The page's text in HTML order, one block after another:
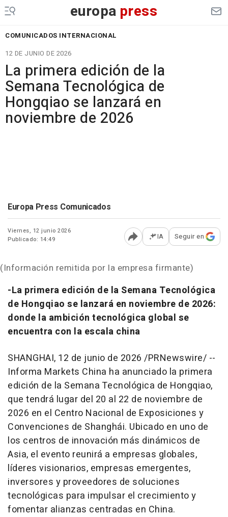
europa press
COMUNICADOS INTERNACIONAL
12 DE JUNIO DE 2026
La primera edición de la
Semana Tecnológica de
Hongqiao se lanzará en
noviembre de 2026
Europa Press Comunicados
Viernes, 12 junio 2026
Publicado: 14:49
Abrir opciones para
IA Seguir en
(Información remitida por la empresa firmante)
-La primera edición de la Semana Tecnológica
de Hongqiao se lanzará en noviembre de 2026:
donde la ambición tecnológica global se
encuentra con la escala china
SHANGHAI, 12 de junio de 2026 /PRNewswire/ --
Informa Markets China ha anunciado la primera
edición de la Semana Tecnológica de Hongqiao,
que tendrá lugar del 20 al 22 de noviembre de
2026 en el Centro Nacional de Exposiciones y
Convenciones de Shanghái. Ubicado en uno de
los centros de innovación más dinámicos de
Asia, el evento reunirá a empresas globales,
líderes visionarios, empresas emergentes,
inversores y proveedores de soluciones
tecnológicas para impulsar el crecimiento y
fomentar alianzas centradas en China.